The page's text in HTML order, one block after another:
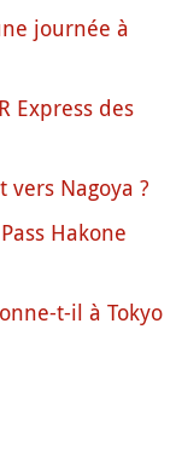
journée à
Express des
vers Nagoya ?
Hakone
t-il à Tokyo